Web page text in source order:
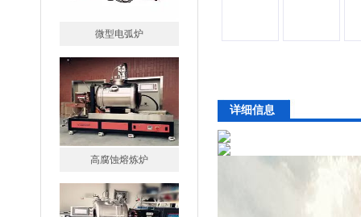
高腐蚀熔炼炉
详细信息